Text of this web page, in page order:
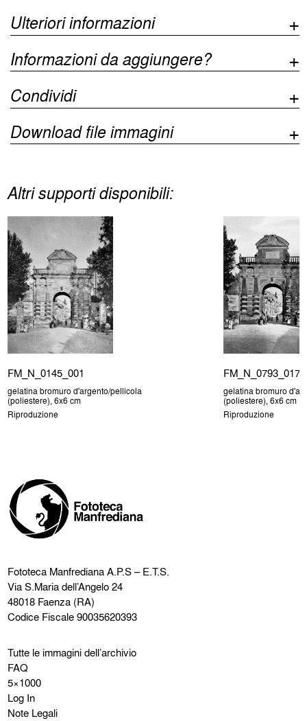
Ulteriori informazioni
Informazioni da aggiungere?
Condividi
Download file immagini
Altri supporti disponibili:
FM_N_0145_001
gelatina bromuro d'argento/pellicola
(poliestere), 6x6 cm
Riproduzione
FM_N_0793_017
gelatina bromuro
(poliestere), 6x6 cm
Riproduzione
Fototeca ManfredianaA.P.S – E.T.S.
Via S.Maria dell’Angelo 24
48018 Faenza (RA)
Codice Fiscale 90035620393
Tutte le immagini dell’archivio
FAQ
5×1000
Log In
Note Legali